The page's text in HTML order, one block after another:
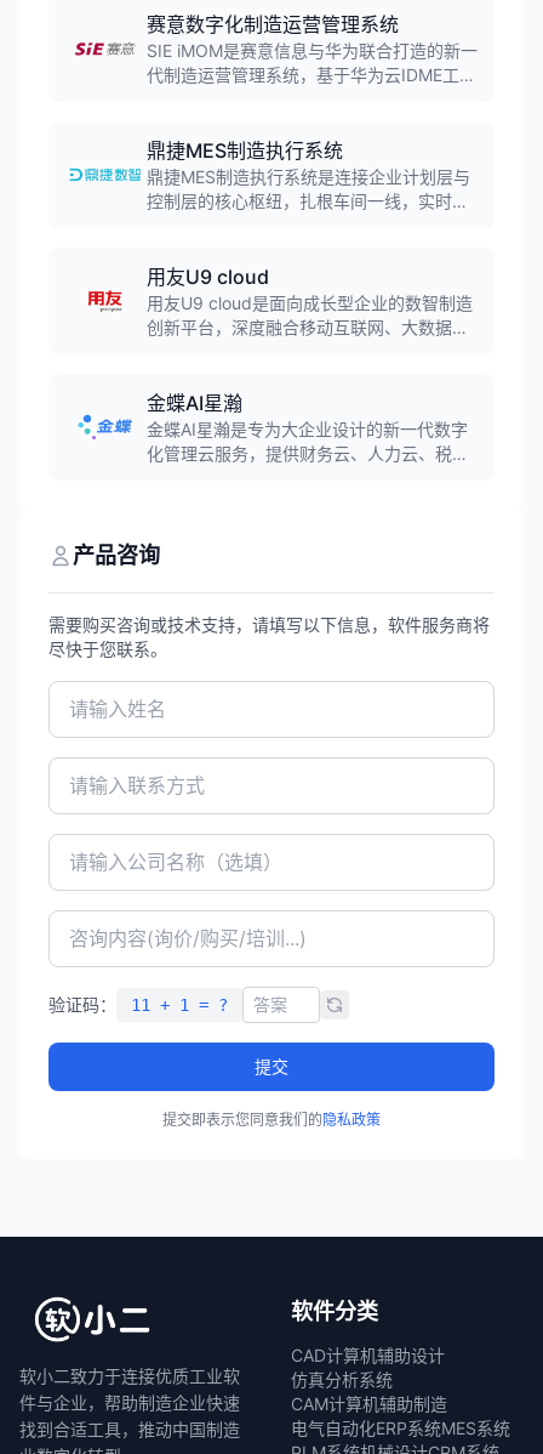
产计划。支持快速响应紧急插单需求，优化
设备与人力配置，提升订单履约效率。
赛意数字化制造运营管理系统
SIE iMOM是赛意信息与华为联合打造的新一
代制造运营管理系统，基于华为云IDME工业
面向集团化、全球化供应链的数字化竞争
力。
鼎捷MES制造执行系统
鼎捷MES制造执行系统是连接企业计划层与
控制层的核心枢纽，扎根车间一线，实时采
可与ERP无缝整合，打造高效、精益、可视
化车间，实现集成化车间管理。
用友U9 cloud
用友U9 cloud是面向成长型企业的数智制造
创新平台，深度融合移动互联网、大数据、
产智能化、管控精细化。
金蝶AI星瀚
金蝶AI星瀚是专为大企业设计的新一代数字
化管理云服务，提供财务云、人力云、税务
理重构。
产品咨询
需要购买咨询或技术支持，请填写以下信息，软件服务商将
尽快于您联系。
验证码： 11 + 1 = ?
提交
提交即表示您同意我们的隐私政策
软小二致力于连接优质工业软
件与企业，帮助制造企业快速
找到合适工具，推动中国制造
软件分类
CAD计算机辅助设计
仿真分析系统
CAM计算机辅助制造
电气自动化ERP系统MES系统